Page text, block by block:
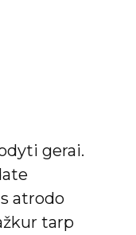
gerai.
atrodo
tarp